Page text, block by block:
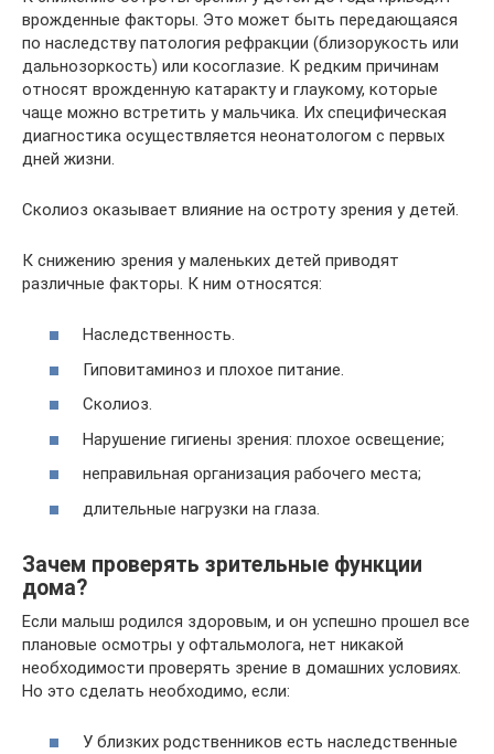
врожденные факторы. Это может быть передающаяся
по наследству патология рефракции (близорукость или
дальнозоркость) или косоглазие. К редким причинам
относят врожденную катаракту и глаукому, которые
чаще можно встретить у мальчика. Их специфическая
диагностика осуществляется неонатологом с первых
дней жизни.
Сколиоз оказывает влияние на остроту зрения у детей.
К снижению зрения у маленьких детей приводят
различные факторы. К ним относятся:
Наследственность.
Гиповитаминоз и плохое питание.
Сколиоз.
Нарушение гигиены зрения: плохое освещение;
неправильная организация рабочего места;
длительные нагрузки на глаза.
Зачем проверять зрительные функции
дома?
Если малыш родился здоровым, и он успешно прошел все
плановые осмотры у офтальмолога, нет никакой
необходимости проверять зрение в домашних условиях.
Но это сделать необходимо, если:
У близких родственников есть наследственные